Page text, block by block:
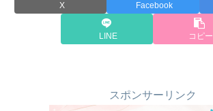
X Facebook
LINE コピー
スポンサーリンク